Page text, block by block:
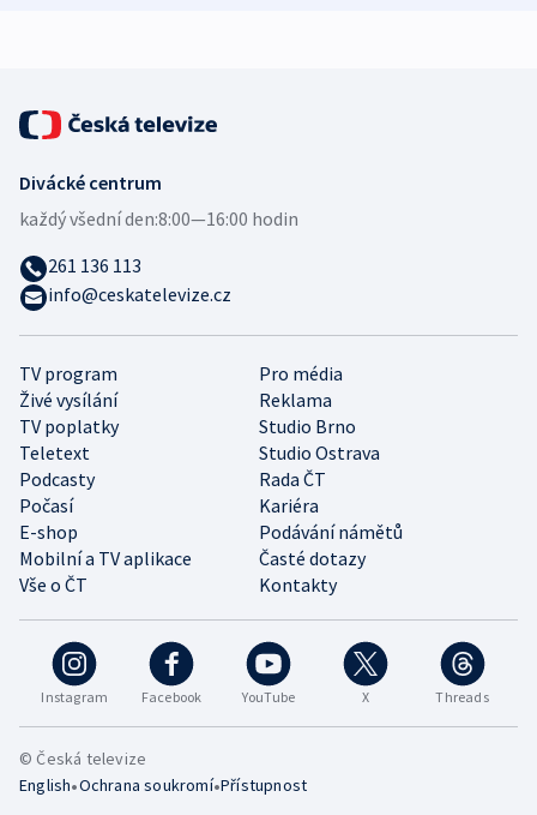
Instagram Facebook YouTube X Threads
TV program
Pro média
Živé vysílání
Reklama
TV poplatky
Studio Brno
Teletext
Studio Ostrava
Podcasty
Rada ČT
Počasí
Kariéra
E-shop
Podávání námětů
Mobilní a TV aplikace
Časté dotazy
Vše o ČT
Kontakty
Divácké centrum
každý všední den:8:00—16:00 hodin
261 136 113
info@ceskatelevize.cz
© Česká televize
English•Ochrana soukromí•Přístupnost